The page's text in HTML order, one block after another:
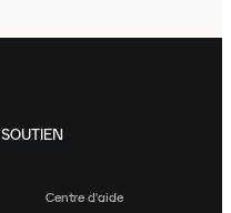
SOUTIEN
Centre d'aide